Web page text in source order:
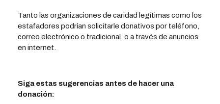
Tanto las organizaciones de caridad legítimas como los
estafadores podrían solicitarle donativos por teléfono,
correo electrónico o tradicional, o a través de anuncios
en internet.
Siga estas sugerencias antes de hacer una
donación: